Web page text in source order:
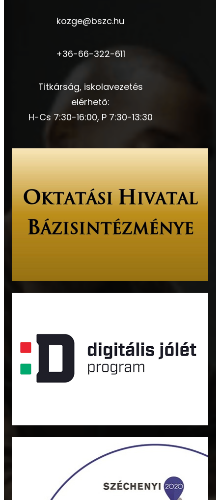
kozge@bszc.hu
+36-66-322-611
Titkárság, iskolavezetés
elérhető:
H-Cs 7:30-16:00, P 7:30-13:30